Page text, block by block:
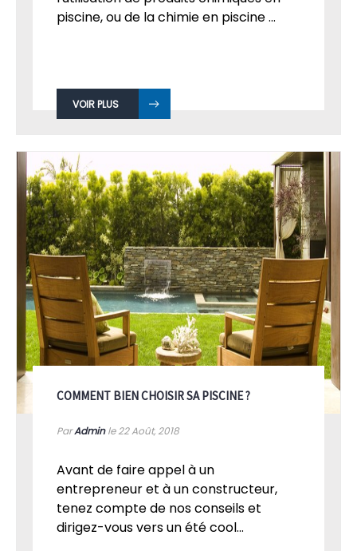
piscine, ou de la chimie en piscine ...
VOIR PLUS
COMMENT BIEN CHOISIR SA PISCINE ?
ParAdminle 22Août, 2018
Avant de faire appel à un
entrepreneur et à un constructeur,
tenez compte de nos conseils et
dirigez-vous vers un été cool...